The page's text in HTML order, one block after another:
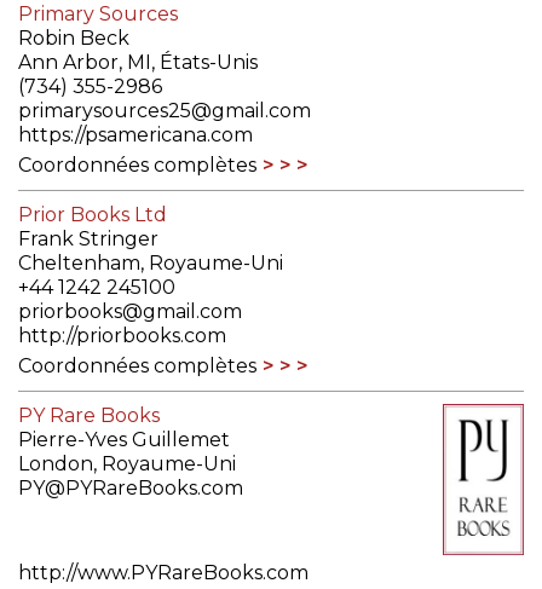
Primary Sources
Robin Beck
Ann Arbor, MI, États-Unis
(734) 355-2986
primarysources25@gmail.com
https://psamericana.com
Coordonnées complètes
Prior Books Ltd
Frank Stringer
Cheltenham, Royaume-Uni
+44 1242 245100
priorbooks@gmail.com
http://priorbooks.com
Coordonnées complètes
PY Rare Books
Pierre-Yves Guillemet
London, Royaume-Uni
PY@PYRareBooks.com
http://www.PYRareBooks.com